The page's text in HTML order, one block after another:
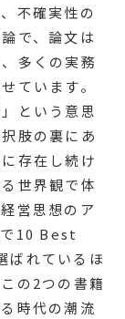
不確実性の
で、論文は
多くの実務
ています。
という意思
肢の裏にあ
存在し続け
世界観で体
営思想のア
10 Best
れているほ
の2つの書籍
時代の潮流